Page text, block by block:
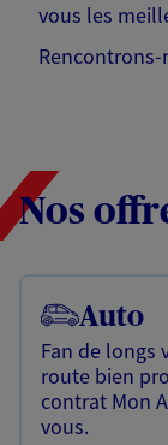
vous les
Rencontrons-
Nos
Auto
Fan de longs
route bien
contrat Mon
vous.